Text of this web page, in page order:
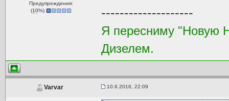
Предупреждения:
(10%) --------------------
Я пересниму "Новую
Дизелем.
Varvar 10.6.2016, 22:09